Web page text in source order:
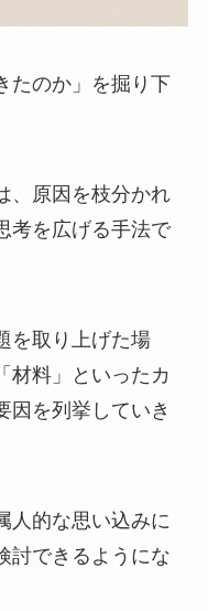
たのか」を掘り下
、原因を枝分かれ
考を広げる手法で
を取り上げた場
材料」といったカ
因を列挙していき
人的な思い込みに
討できるようにな